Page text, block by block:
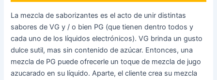
La mezcla de saborizantes es el acto de unir distintas
sabores de VG y / o bien PG (que tienen dentro todos y
cada uno de los líquidos electrónicos). VG brinda un gusto
dulce sutil, mas sin contenido de azúcar. Entonces, una
mezcla de PG puede ofrecerle un toque de mezcla de jugo
azucarado en su líquido. Aparte, el cliente crea su mezcla